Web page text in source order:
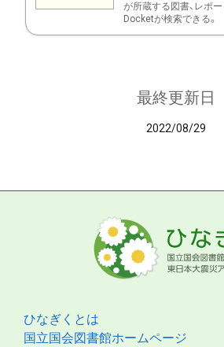
が所蔵する図書、レポー
Docketが検索できる。
最終更新日
2022/08/29
ひなぎくとは
国立国会図書館ホームページ